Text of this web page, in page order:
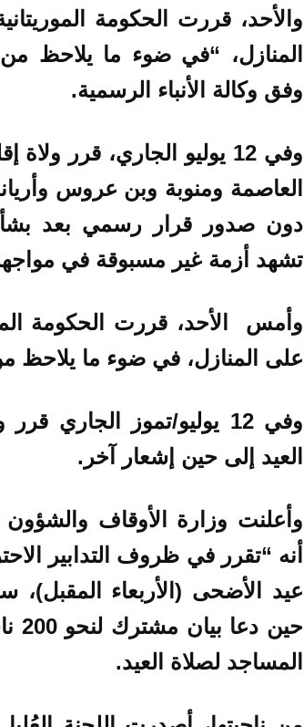
والأحد، قررت الحكومة
المنازل، “في ضوء ما يلاحظ
وفق وكالة الأنباء الرسمية.
وفي 12 يوليو الجاري، قرر
العاصمة ومنوبة وبن عروس
دون صدور قرار رسمي بعد
تشهد أزمة غير مسبوقة في
وأمس الأحد، قررت الحكومة
على المنازل، في ضوء ما يلاحظ
وفي 12 يوليو/تموز
العيد إلى حين إشعار آخر.
وأعلنت وزارة الأوقاف
أنه “تقرر في ظروف التدابير
عيد الأضحى (الأربعاء
المساجد لصلاة العيد.